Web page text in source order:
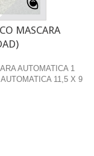
MASCARA
AUTOMATICA 1
11,5 X 9